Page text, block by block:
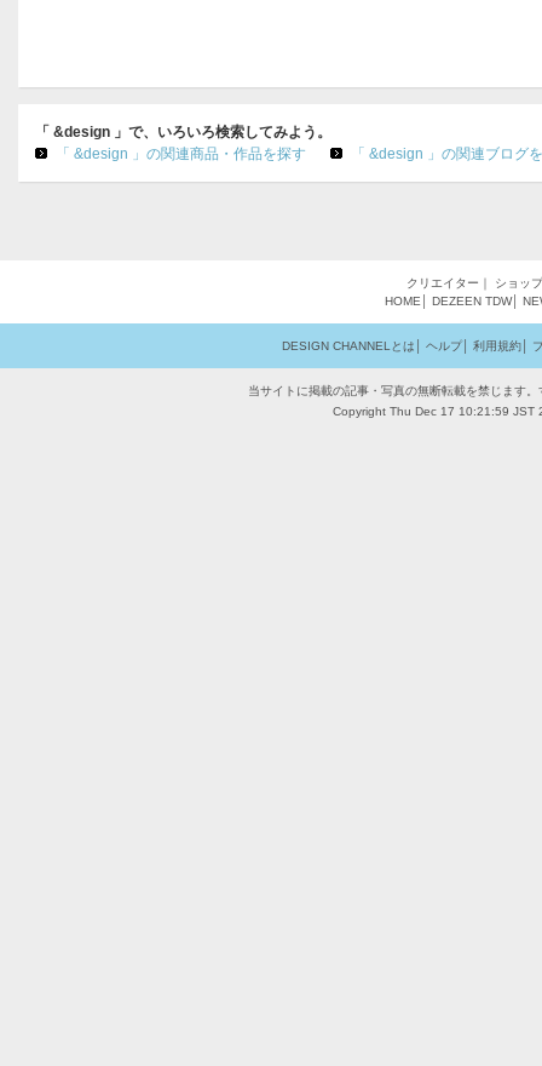
「 &design 」で、いろいろ検索してみよう。
「 &design 」の関連商品・作品を探す
「 &design 」の関連ブログ
クリエイター ｜ ショップ
HOME
DEZEEN TDW│
DESIGN CHANNELとは ヘルプ│ 利用規約│
当サイトに掲載の記事・写真の無断転載を禁じます
Copyright Thu Dec 17 10:21:59 JST